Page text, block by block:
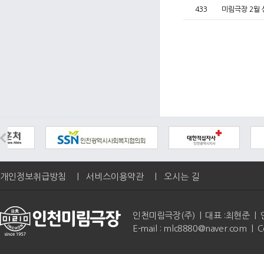
433 미림극장 2월
개인정보취급방침 서비스이용약관 오시는 길
인천미림극장(주) | 대표 :최현준 |
E-mail : mlc8880@naver.com |